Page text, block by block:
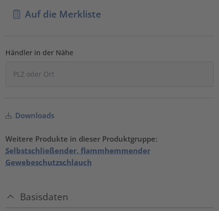
Auf die Merkliste
Händler in der Nähe
Downloads
Weitere Produkte in dieser Produktgruppe:
Selbstschließender, flammhemmender
Gewebeschutzschlauch
Basisdaten